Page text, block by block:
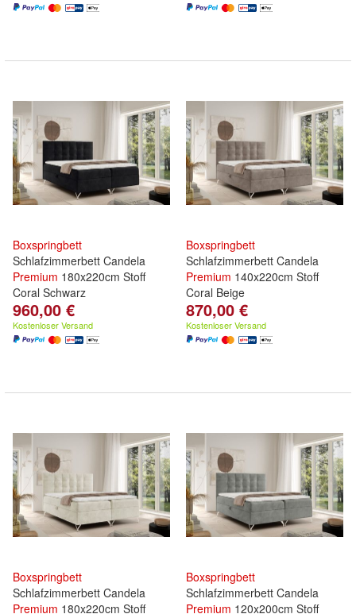
Boxspringbett
Schlafzimmerbett Candela
Premium 180x220cm Stoff
Coral Schwarz
960,00 €
Kostenloser Versand
Boxspringbett
Schlafzimmerbett Candela
Premium 140x220cm Stoff
Coral Beige
870,00 €
Kostenloser Versand
Boxspringbett
Schlafzimmerbett Candela
Premium 180x220cm Stoff
Boxspringbett
Schlafzimmerbett Candela
Premium 120x200cm Stoff